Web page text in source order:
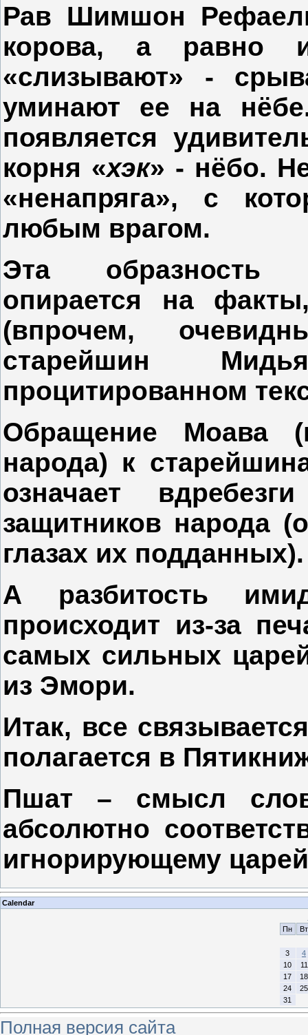
Рав Шимшон
корова, а равно
«слизывают» -
уминают ее на
появляется
корня «хэк» - нёбо.
«ненапряга», с
любым врагом.
Эта образность
опирается на
(впрочем,
старейшин
процитированном
Обращение Моава
народа) к
означает
защитников народа
глазах их подданных).
А разбитость
происходит из-за
самых сильных
из Эмори.
Итак, все
полагается в
Пшат – смысл
абсолютно
игнорирующему
Calendar
Пн
Вт
3
4
10
11
17
18
24
25
31
Полная версия сайта